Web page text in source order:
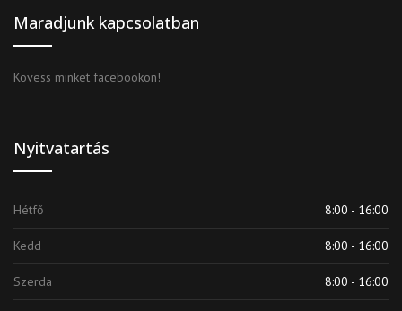
Maradjunk kapcsolatban
Kövess minket facebookon!
Nyitvatartás
Hétfő 8:00 - 16:00
Kedd 8:00 - 16:00
Szerda 8:00 - 16:00